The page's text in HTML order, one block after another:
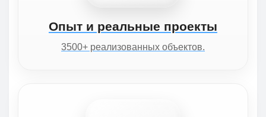
Опыт и реальные проекты
3500+ реализованных объектов.